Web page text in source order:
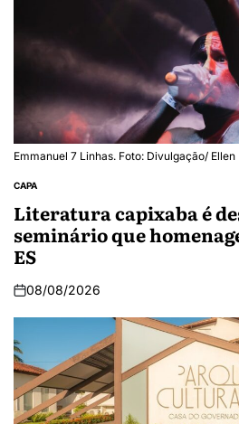
Emmanuel 7 Linhas. Foto: Divulgação/ Ellen
CAPA
Literatura capixaba é
seminário que
ES
08/08/2026